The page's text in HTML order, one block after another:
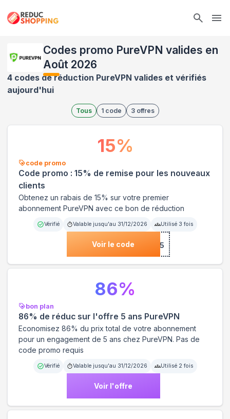
Codes promo PureVPN valides en
Août 2026
4 codes de réduction PureVPN valides et vérifiés
aujourd'hui
Tous 1 code 3 offres
code promo
Code promo : 15% de remise pour les nouveaux
clients
Obtenez un rabais de 15% sur votre premier
abonnement PureVPN avec ce bon de réduction
Vérifié Valable jusqu'au 31/12/2026 Utilisé 3 fois
Voir le code***COME15
15%
bon plan
86% de réduc sur l'offre 5 ans PureVPN
Economisez 86% du prix total de votre abonnement
pour un engagement de 5 ans chez PureVPN. Pas de
code promo requis
Vérifié Valable jusqu'au 31/12/2026 Utilisé 2 fois
Voir l'offre
86%